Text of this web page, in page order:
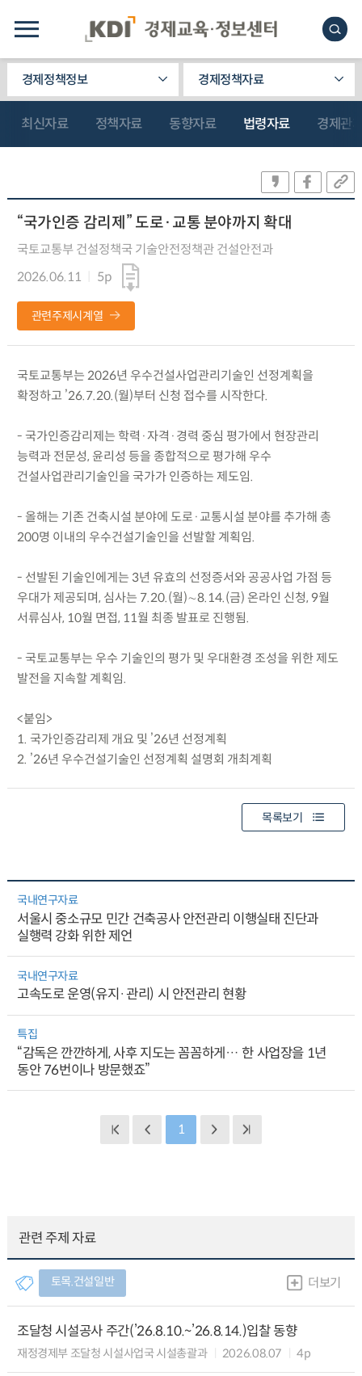
경제정책정보 경제정책자료
최신자료 정책자료 동향자료 법령자료 경제관
“국가인증 감리제” 도로·교통 분야까지 확대
국토교통부 건설정책국 기술안전정책관 건설안전과
2026.06.11
5p
관련주제시계열
국토교통부는 2026년 우수건설사업관리기술인 선정계획을
확정하고 ’26.7.20.(월)부터 신청 접수를 시작한다.
- 국가인증감리제는 학력·자격·경력 중심 평가에서 현장관리
능력과 전문성, 윤리성 등을 종합적으로 평가해 우수
건설사업관리기술인을 국가가 인증하는 제도임.
- 올해는 기존 건축시설 분야에 도로·교통시설 분야를 추가해 총
200명 이내의 우수건설기술인을 선발할 계획임.
- 선발된 기술인에게는 3년 유효의 선정증서와 공공사업 가점 등
우대가 제공되며, 심사는 7.20.(월)∼8.14.(금) 온라인 신청, 9월
서류심사, 10월 면접, 11월 최종 발표로 진행됨.
- 국토교통부는 우수 기술인의 평가 및 우대환경 조성을 위한 제도
발전을 지속할 계획임.
<붙임>
1. 국가인증감리제 개요 및 ’26년 선정계획
2. ’26년 우수건설기술인 선정계획 설명회 개최계획
목록보기
국내연구자료
서울시 중소규모 민간 건축공사 안전관리 이행실태 진단과
실행력 강화 위한 제언
국내연구자료
고속도로 운영(유지·관리) 시 안전관리 현황
특집
“감독은 깐깐하게, 사후 지도는 꼼꼼하게… 한 사업장을 1년
동안 76번이나 방문했죠”
1
관련 주제 자료
토목.건설일반 더보기
조달청 시설공사 주간(’26.8.10.~’26.8.14.)입찰 동향
재정경제부 조달청 시설사업국 시설총괄과 2026.08.07 4p